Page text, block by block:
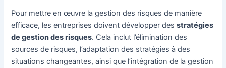
Pour mettre en œuvre la gestion des risques de manière
efficace, les entreprises doivent développer desstratégies
de gestion des risques. Cela inclut l’élimination des
sources de risques, l’adaptation des stratégies à des
situations changeantes, ainsi que l’intégration de la gestion